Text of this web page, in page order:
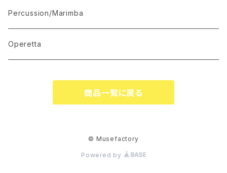
Recommended for Competition
Suite(Set Collection)
Percussion/Marimba
Operetta
商品一覧に戻る
© Musefactory
Powered by